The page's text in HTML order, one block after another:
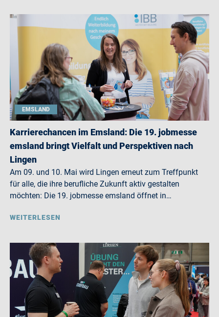
EMSLAND
Karrierechancen im Emsland: Die 19. jobmesse
emsland bringt Vielfalt und Perspektiven nach
Lingen
Am 09. und 10. Mai wird Lingen erneut zum Treffpunkt
für alle, die ihre berufliche Zukunft aktiv gestalten
möchten: Die 19. jobmesse emsland öffnet in…
WEITERLESEN